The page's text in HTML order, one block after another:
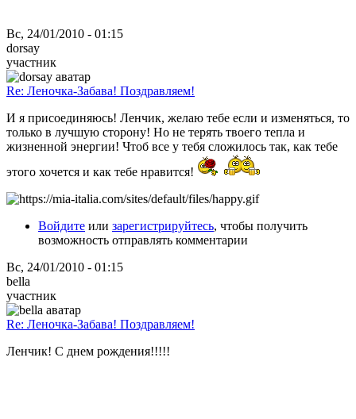
Вс, 24/01/2010 - 01:15
dorsay
участник
Re: Леночка-Забава! Поздравляем!
И я присоединяюсь! Ленчик, желаю тебе если и изменяться, то
только в лучшую сторону! Но не терять твоего тепла и
жизненной энергии! Чтоб все у тебя сложилось так, как тебе
этого хочется и как тебе нравится!
Войдите или зарегистрируйтесь, чтобы получить
возможность отправлять комментарии
Вс, 24/01/2010 - 01:15
bella
участник
Re: Леночка-Забава! Поздравляем!
Ленчик! С днем рождения!!!!!